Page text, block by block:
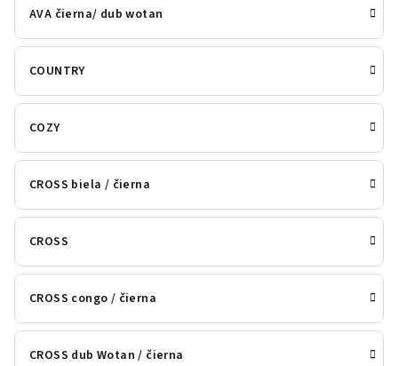
AVA čierna/ dub wotan
COUNTRY
COZY
CROSS biela / čierna
CROSS
CROSS congo / čierna
CROSS dub Wotan / čierna